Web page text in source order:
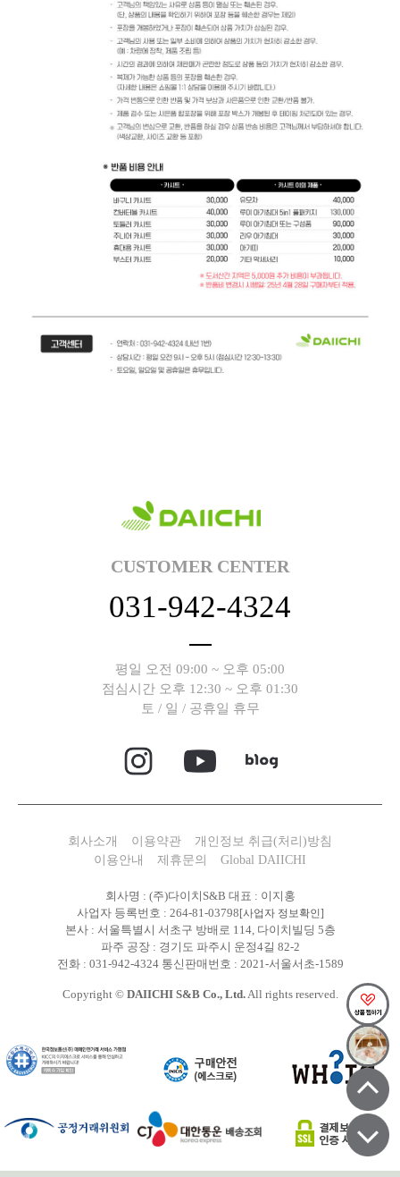
CUSTOMER CENTER
031-942-4324
평일 오전 09:00 ~ 오후 05:00
점심시간 오후 12:30 ~ 오후 01:30
토 / 일 / 공휴일 휴무
회사소개 이용약관
개인정보 취급(처리)방침
이용안내
제휴문의 Global DAIICHI
회사명 : (주)다이치S&B 대표 : 이지홍
사업자 등록번호 : 264-81-03798 [사업자 정보확인]
본사 : 서울특별시 서초구 방배로 114, 다이치빌딩 5층
파주 공장 : 경기도 파주시 운정4길 82-2
전화 : 031-942-4324 통신판매번호 : 2021-서울서초-1589
Copyright © DAIICHI S&B Co., Ltd.All rights reserved.